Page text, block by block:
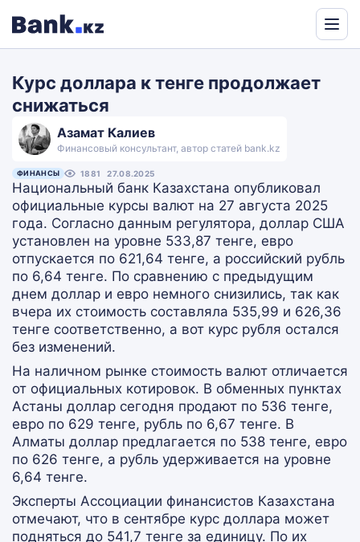
Translate
Курс доллара к тенге продолжает
снижаться
Азамат Калиев
Финансовый консультант, автор статей bank.kz
ФИНАНСЫ 1881 27.08.2025
Национальный банк Казахстана опубликовал
официальные курсы валют на 27 августа 2025
года. Согласно данным регулятора, доллар США
установлен на уровне 533,87 тенге, евро
отпускается по 621,64 тенге, а российский рубль
по 6,64 тенге. По сравнению с предыдущим
днем доллар и евро немного снизились, так как
вчера их стоимость составляла 535,99 и 626,36
тенге соответственно, а вот курс рубля остался
без изменений.
На наличном рынке стоимость валют отличается
от официальных котировок. В обменных пунктах
Астаны доллар сегодня продают по 536 тенге,
евро по 629 тенге, рубль по 6,67 тенге. В
Алматы доллар предлагается по 538 тенге, евро
по 626 тенге, а рубль удерживается на уровне
6,64 тенге.
Эксперты Ассоциации финансистов Казахстана
отмечают, что в сентябре курс доллара может
подняться до 541,7 тенге за единицу. По их